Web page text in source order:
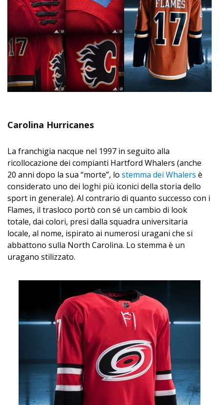
Carolina Hurricanes
La franchigia nacque nel 1997 in seguito alla
ricollocazione dei compianti Hartford Whalers (anche
20 anni dopo la sua “morte”, lo stemma dei Whalers è
considerato uno dei loghi più iconici della storia dello
sport in generale). Al contrario di quanto successo con i
Flames, il trasloco portò con sé un cambio di look
totale, dai colori, presi dalla squadra universitaria
locale, al nome, ispirato ai numerosi uragani che si
abbattono sulla North Carolina. Lo stemma è un
uragano stilizzato.